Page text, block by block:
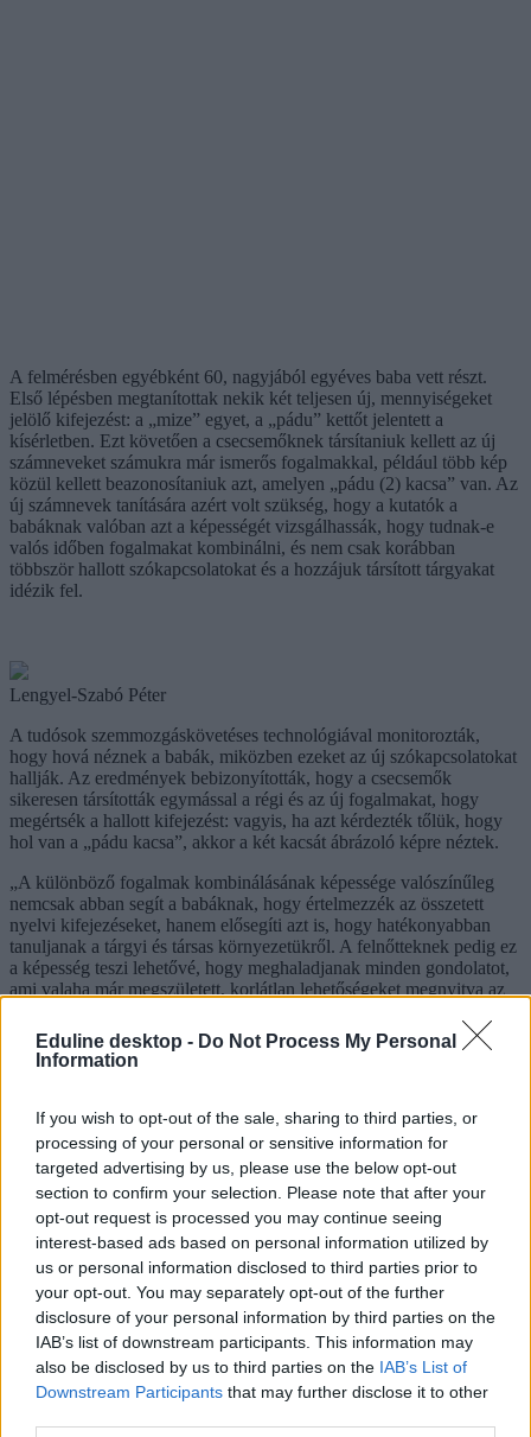
Eduline desktop - Do Not Process My Personal
Information
If you wish to opt-out of the sale, sharing to third parties, or
processing of your personal or sensitive information for
targeted advertising by us, please use the below opt-out
section to confirm your selection. Please note that after your
opt-out request is processed you may continue seeing
interest-based ads based on personal information utilized by
us or personal information disclosed to third parties prior to
your opt-out. You may separately opt-out of the further
disclosure of your personal information by third parties on the
IAB’s list of downstream participants. This information may
also be disclosed by us to third parties on the IAB’s List of
Downstream Participants that may further disclose it to other
A felmérésben egyébként 60, nagyjából egyéves baba vett részt.
Első lépésben megtanítottak nekik két teljesen új, mennyiségeket
jelölő kifejezést: a „mize” egyet, a „pádu” kettőt jelentett a
kísérletben. Ezt követően a csecsemőknek társítaniuk kellett az új
számneveket számukra már ismerős fogalmakkal, például több kép
közül kellett beazonosítaniuk azt, amelyen „pádu (2) kacsa” van. Az
új számnevek tanítására azért volt szükség, hogy a kutatók a
babáknak valóban azt a képességét vizsgálhassák, hogy tudnak-e
valós időben fogalmakat kombinálni, és nem csak korábban
többször hallott szókapcsolatokat és a hozzájuk társított tárgyakat
idézik fel.
Lengyel-Szabó Péter
A tudósok szemmozgáskövetéses technológiával monitorozták,
hogy hová néznek a babák, miközben ezeket az új szókapcsolatokat
hallják. Az eredmények bebizonyították, hogy a csecsemők
sikeresen társították egymással a régi és az új fogalmakat, hogy
megértsék a hallott kifejezést: vagyis, ha azt kérdezték tőlük, hogy
hol van a „pádu kacsa”, akkor a két kacsát ábrázoló képre néztek.
„A különböző fogalmak kombinálásának képessége valószínűleg
nemcsak abban segít a babáknak, hogy értelmezzék az összetett
nyelvi kifejezéseket, hanem elősegíti azt is, hogy hatékonyabban
tanuljanak a tárgyi és társas környezetükről. A felnőtteknek pedig ez
a képesség teszi lehetővé, hogy meghaladjanak minden gondolatot,
ami valaha már megszületett, korlátlan lehetőségeket megnyitva az
Ágnes, a CEU Kognitív tudományok tanszékének docense